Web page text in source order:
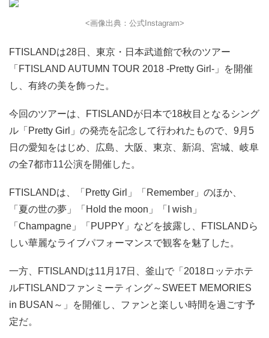
<画像出典：公式Instagram>
FTISLANDは28日、東京・日本武道館で秋のツアー
「FTISLAND AUTUMN TOUR 2018 -Pretty Girl-」を開催
し、有終の美を飾った。
今回のツアーは、FTISLANDが日本で18枚目となるシング
ル「Pretty Girl」の発売を記念して行われたもので、9月5
日の愛知をはじめ、広島、大阪、東京、新潟、宮城、岐阜
の全7都市11公演を開催した。
FTISLANDは、「Pretty Girl」「Remember」のほか、
「夏の世の夢」「Hold the moon」「I wish」
「Champagne」「PUPPY」などを披露し、FTISLANDら
しい華麗なライブパフォーマンスで観客を魅了した。
一方、FTISLANDは11月17日、釜山で「2018ロッテホテ
ルFTISLANDファンミーティング～SWEET MEMORIES
in BUSAN～」を開催し、ファンと楽しい時間を過ごす予
定だ。